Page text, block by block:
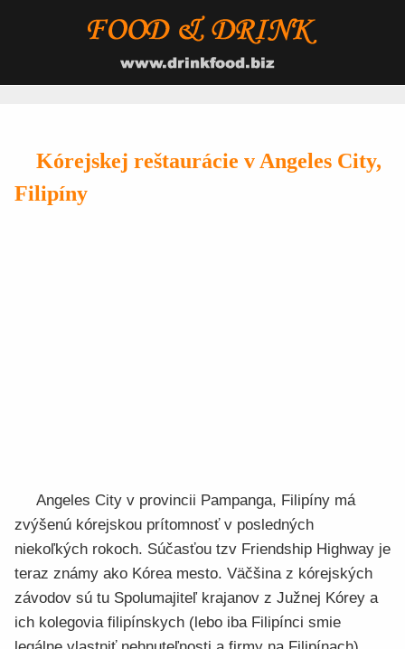
Kórejskej reštaurácie v Angeles City,
Filipíny
Angeles City v provincii Pampanga, Filipíny má
zvýšenú kórejskou prítomnosť v posledných
niekoľkých rokoch. Súčasťou tzv Friendship Highway je
teraz známy ako Kórea mesto. Väčšina z kórejských
závodov sú tu Spolumajiteľ krajanov z Južnej Kórey a
ich kolegovia filipínskych (lebo iba Filipínci smie